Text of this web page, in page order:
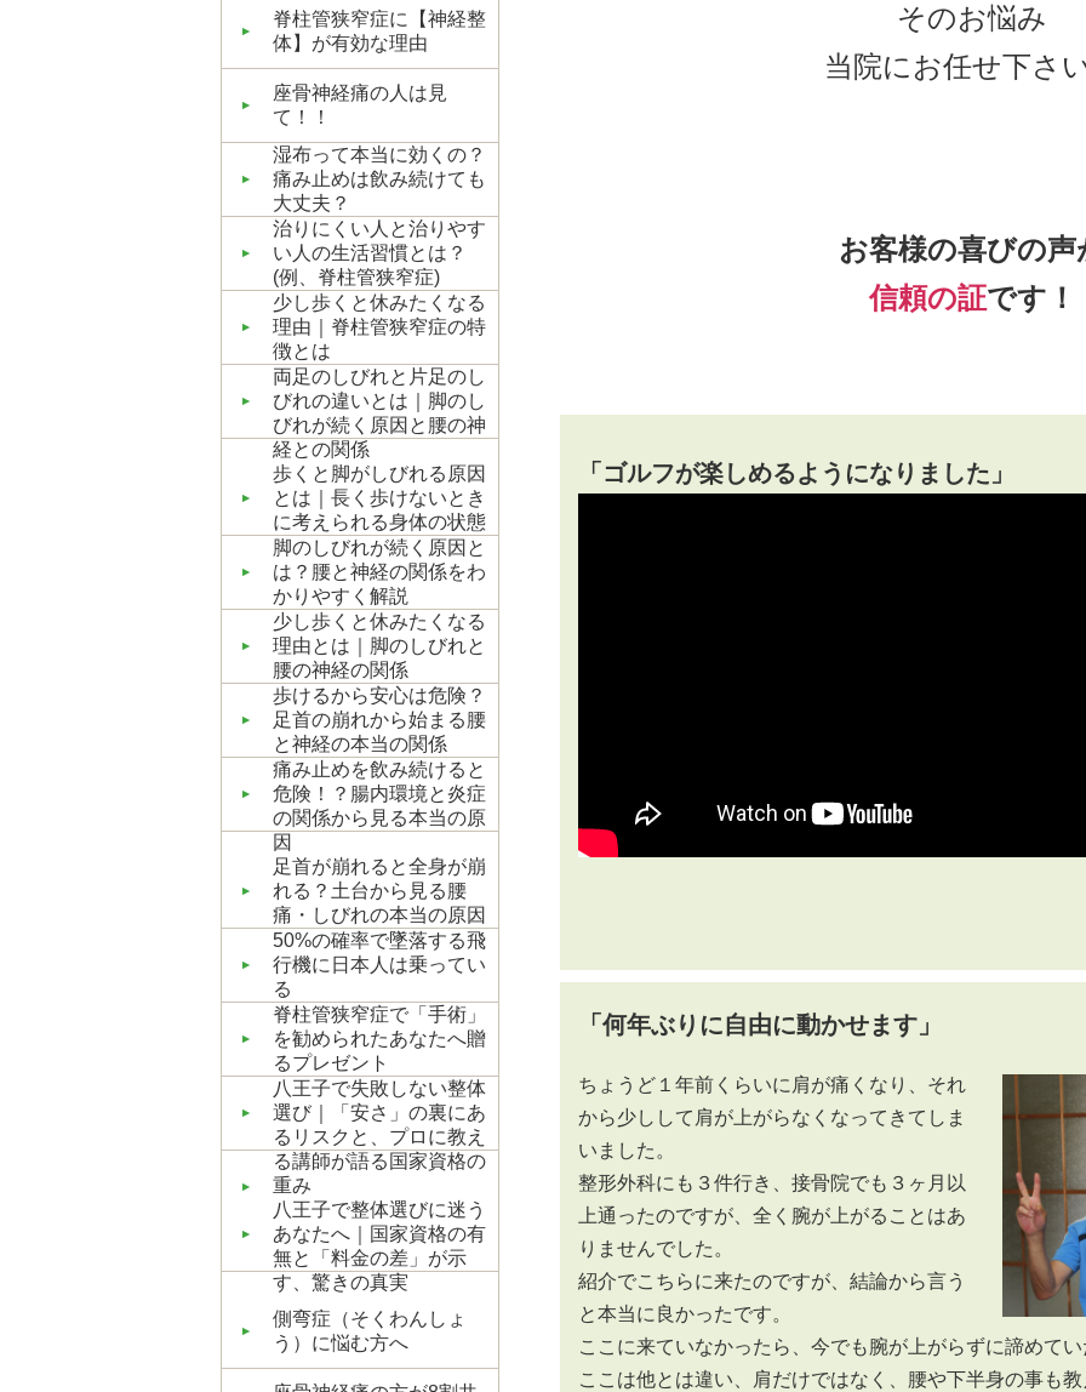
脊柱管狭窄症に【神経整
体】が有効な理由
座骨神経痛の人は見
て！！
湿布って本当に効くの？
痛み止めは飲み続けても
大丈夫？
治りにくい人と治りやす
い人の生活習慣とは？
(例、脊柱管狭窄症)
少し歩くと休みたくなる
理由｜脊柱管狭窄症の特
徴とは
両足のしびれと片足のし
びれの違いとは｜脚のし
びれが続く原因と腰の神
経との関係
歩くと脚がしびれる原因
とは｜長く歩けないとき
に考えられる身体の状態
脚のしびれが続く原因と
は？腰と神経の関係をわ
かりやすく解説
少し歩くと休みたくなる
理由とは｜脚のしびれと
腰の神経の関係
歩けるから安心は危険？
足首の崩れから始まる腰
と神経の本当の関係
痛み止めを飲み続けると
危険！？腸内環境と炎症
の関係から見る本当の原
因
足首が崩れると全身が崩
れる？土台から見る腰
痛・しびれの本当の原因
50%の確率で墜落する飛
行機に日本人は乗ってい
る
脊柱管狭窄症で「手術」
を勧められたあなたへ贈
るプレゼント
八王子で失敗しない整体
選び｜「安さ」の裏にあ
るリスクと、プロに教え
る講師が語る国家資格の
重み
八王子で整体選びに迷う
あなたへ｜国家資格の有
無と「料金の差」が示
す、驚きの真実
側弯症（そくわんしょ
う）に悩む方へ
そのお悩み
当院にお任せ下さ
お客様の喜びの声
信頼の証です！
「ゴルフが楽しめるようになりました」
「何年ぶりに自由に動かせます」
ちょうど１年前くらいに肩が痛くなり、それ
から少しして 肩が上がらなくなってきてしま
いました。
整形外科にも３件行き、接骨院でも３ヶ月以
上通ったのですが、全く腕が上がることはあ
りませんでした。
紹介でこちらに来たのですが、結論から言う
と本当に良かったです。
ここに来ていなかったら、今でも腕が上がらずに諦めて
ここは他とは違い、肩だけではなく、腰や下半身の事も